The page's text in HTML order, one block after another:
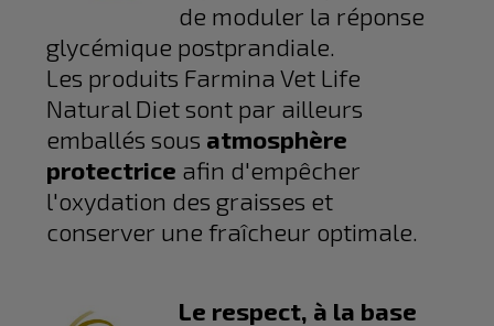
de moduler la réponse
glycémique postprandiale.
Les produits Farmina Vet Life
Natural Diet sont par ailleurs
emballés sous atmosphère
protectrice afin d'empêcher
l'oxydation des graisses et
conserver une fraîcheur optimale.
Le respect, à la base